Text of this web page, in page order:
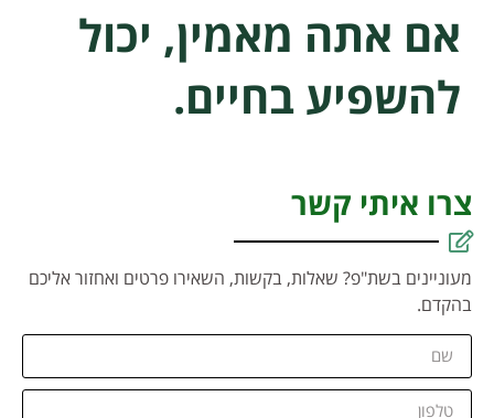
אם אתה מאמין, יכול
להשפיע בחיים.
צרו איתי קשר
מעוניינים בשת"פ? שאלות, בקשות, השאירו פרטים ואחזור אליכם
בהקדם.